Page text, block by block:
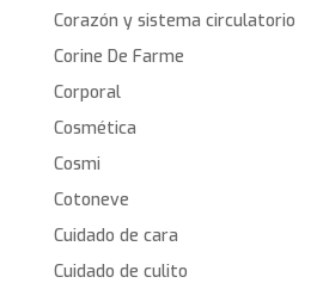
Corazón y sistema circulatorio
Corine De Farme
Corporal
Cosmética
Cosmi
Cotoneve
Cuidado de cara
Cuidado de culito